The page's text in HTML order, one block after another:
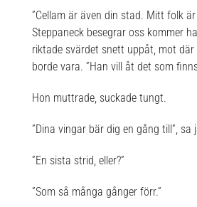
”Cellam är även din stad. Mitt folk
Steppaneck besegrar oss kommer
riktade svärdet snett uppåt, mot där
borde vara. ”Han vill åt det som
Hon muttrade, suckade tungt.
”Dina vingar bär dig en gång till”, sa
”En sista strid, eller?”
”Som så många gånger förr.”